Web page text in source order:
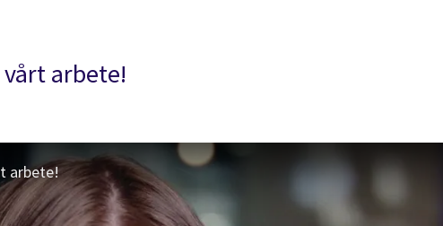
vårt arbete!
arbete!